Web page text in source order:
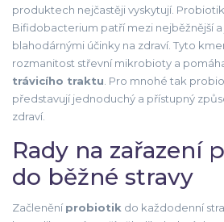
produktech nejčastěji vyskytují.
Bifidobacterium patří mezi nejběžnější a
blahodárnými účinky na zdraví. Tyto
rozmanitost střevní mikrobioty a
trávicího traktu. Pro mnohé tak
představují jednoduchý a přístupný
zdraví.
Rady na zařazení
do běžné stravy
Začleněníprobiotik do každodenní